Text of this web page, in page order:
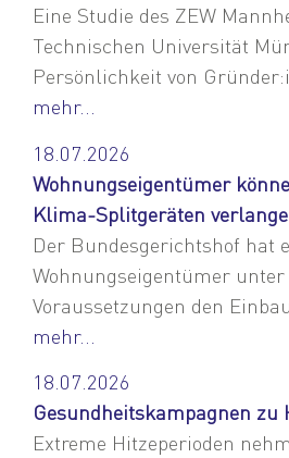
Eine Studie des ZEW
Technischen Universität
Persönlichkeit von
mehr...
18.07.2026
Wohnungseigentümer
Klima-Splitgeräten
Der Bundesgerichtshof hat
Wohnungseigentümer
Voraussetzungen den
mehr...
18.07.2026
Gesundheitskampagnen zu
Extreme Hitzeperioden